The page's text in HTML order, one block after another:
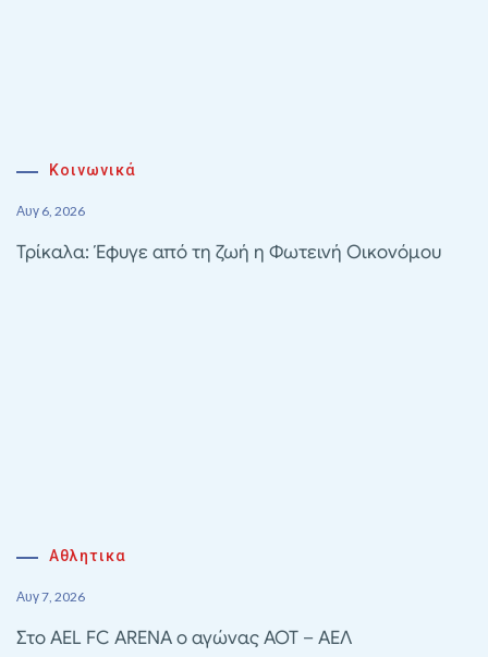
Κοινωνικά
Αυγ 6, 2026
Τρίκαλα: Έφυγε από τη ζωή η Φωτεινή Οικονόμου
Αθλητικα
Αυγ 7, 2026
Στο AEL FC ARENA ο αγώνας ΑΟΤ – ΑΕΛ